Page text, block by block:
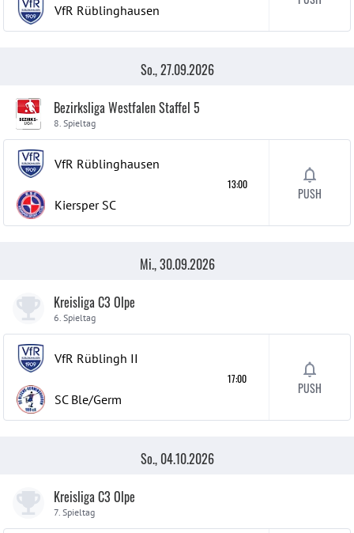
VfR Rüblinghausen
So., 27.09.2026
Bezirksliga Westfalen Staffel 5
8. Spieltag
VfR Rüblinghausen
Kiersper SC
13:00
PUSH
Mi., 30.09.2026
Kreisliga C3 Olpe
6. Spieltag
VfR Rüblingh II
SC Ble/Germ
17:00
PUSH
So., 04.10.2026
Kreisliga C3 Olpe
7. Spieltag